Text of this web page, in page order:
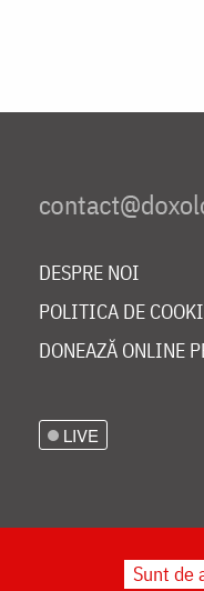
DESPRE NOI
POLITICA DE
DONEAZĂ ONLINE
LIVE
Sunt de